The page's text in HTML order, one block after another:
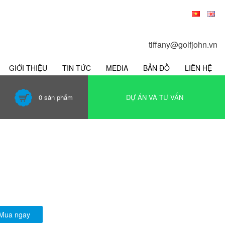
tiffany@golfjohn.vn
GIỚI THIỆU TIN TỨC MEDIA BẢN ĐỒ LIÊN HỆ
DỰ ÁN VÀ TƯ VẤN
0 sản phẩm
ngay